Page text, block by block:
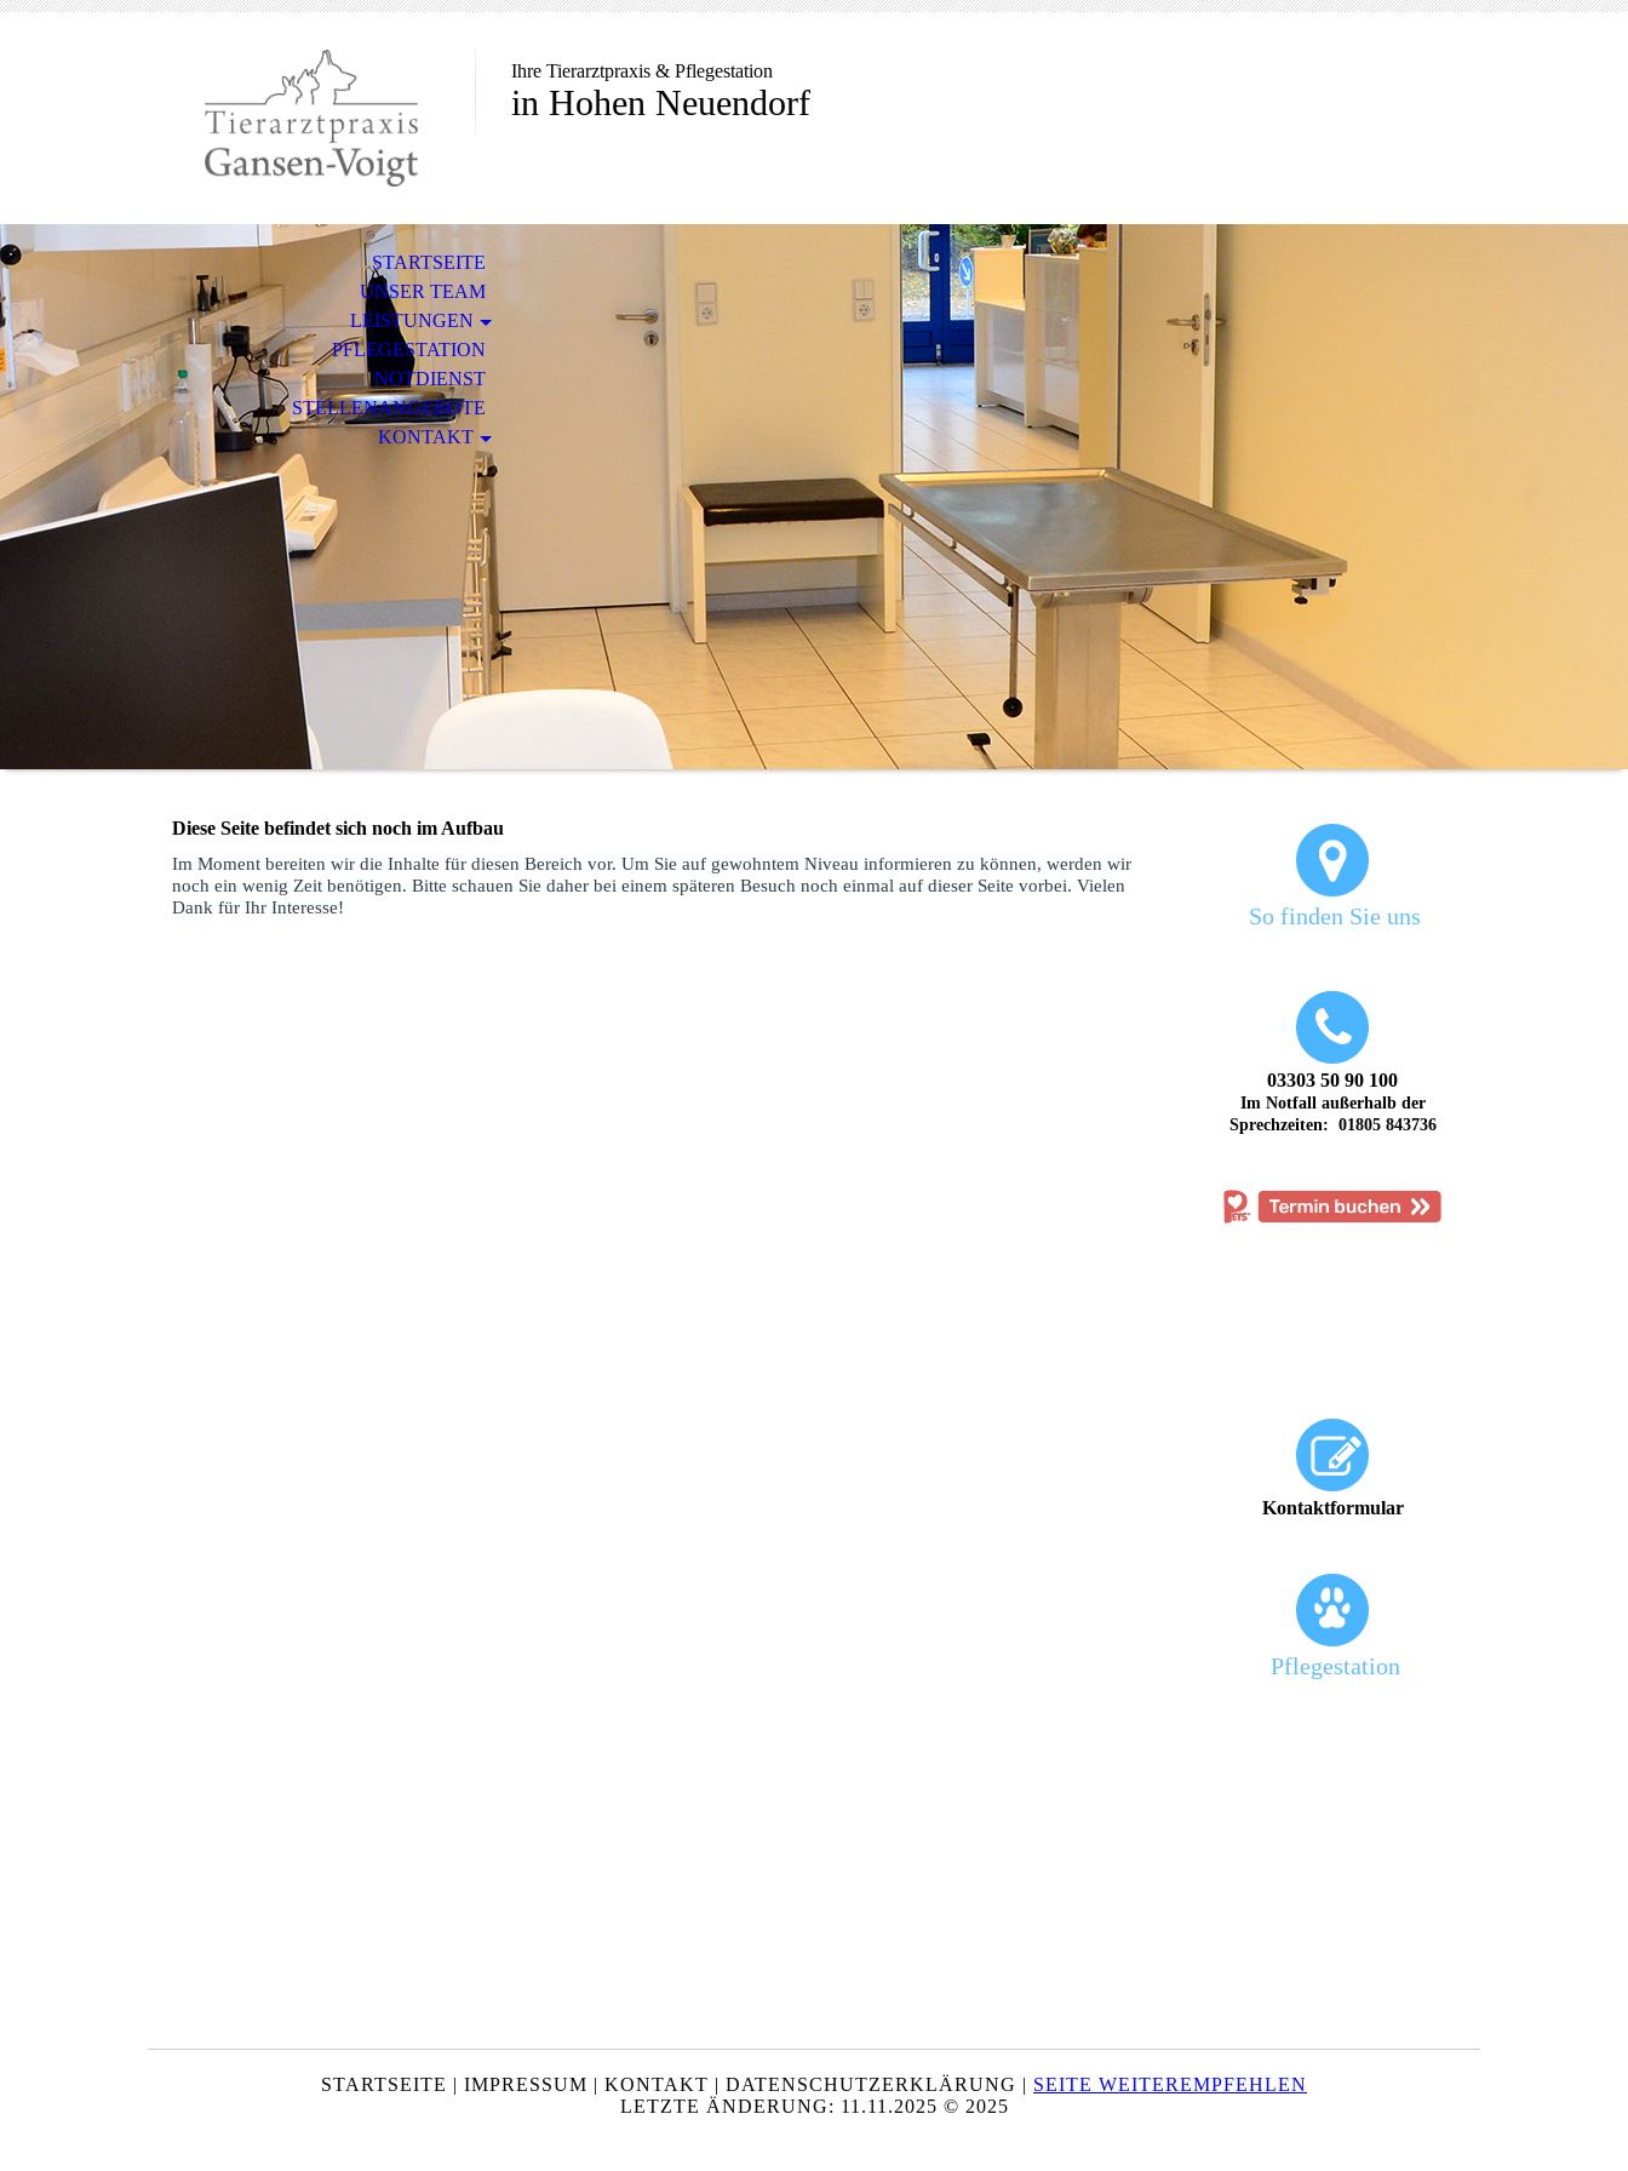
Ihre Tierarztpraxis & Pflegestation
in Hohen Neuendorf
STARTSEITE
UNSER TEAM
LEISTUNGEN
PFLEGESTATION
NOTDIENST
STELLENANGEBOTE
KONTAKT
Diese Seite befindet sich noch im Aufbau
Im Moment bereiten wir die Inhalte für diesen Bereich vor. Um Sie auf gewohntem Niveau informieren zu können, werden wir
noch ein wenig Zeit benötigen. Bitte schauen Sie daher bei einem späteren Besuch noch einmal auf dieser Seite vorbei. Vielen
Dank für Ihr Interesse!
So finden Sie uns
03303 50 90 100
Im Notfall außerhalb der
Sprechzeiten: 01805 843736
Kontaktformular
Pflegestation
STARTSEITE | IMPRESSUM | KONTAKT | DATENSCHUTZERKLÄRUNG | SEITE WEITEREMPFEHLEN
LETZTE ÄNDERUNG: 11.11.2025 © 2025